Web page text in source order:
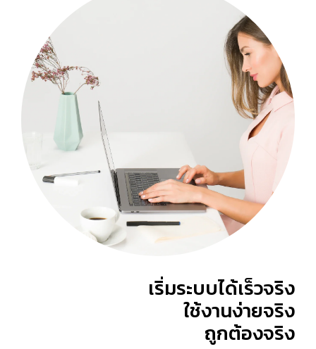
เริ่มระบบได้เร็วจริง
ใช้งานง่ายจริง
ถูกต้องจริง